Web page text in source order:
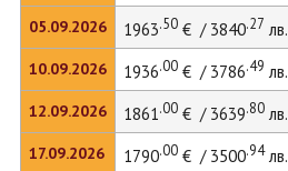
05.09.2026
10.09.2026
12.09.2026
17.09.2026
1963.50€ / 3840.27 лв.
1936.00€ / 3786.49 лв.
1861.00€ / 3639.80лв.
1790.00€ / 3500.94лв.